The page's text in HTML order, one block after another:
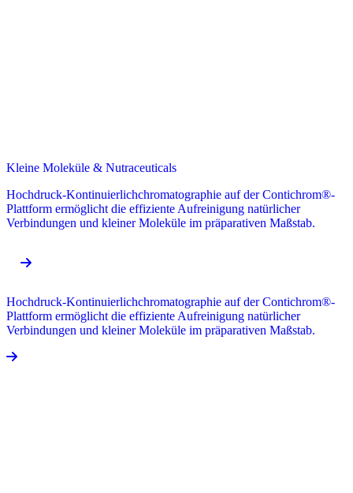
Kleine Moleküle & Nutraceuticals
Hochdruck-Kontinuierlichchromatographie auf der Contichrom®-
Plattform ermöglicht die effiziente Aufreinigung natürlicher
Verbindungen und kleiner Moleküle im präparativen Maßstab.
Hochdruck-Kontinuierlichchromatographie auf der Contichrom®-
Plattform ermöglicht die effiziente Aufreinigung natürlicher
Verbindungen und kleiner Moleküle im präparativen Maßstab.